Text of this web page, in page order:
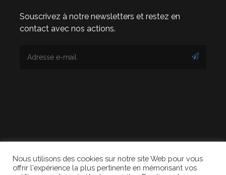
Souscrivez à notre newsletters et restez en
contact avec nos actions.
© 2020 DEVENIRS. Tous droits réservés. Design
Nous utilisons des cookies sur notre site Web pour vous
offrir l'expérience la plus pertinente en mémorisant vos